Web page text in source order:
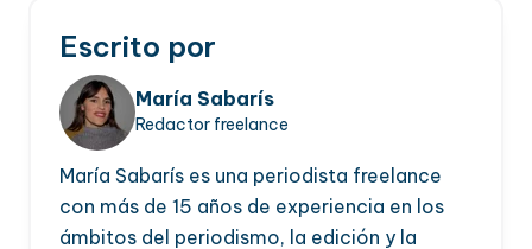
Escrito por
María Sabarís
Redactor freelance
María Sabarís es una periodista freelance
con más de 15 años de experiencia en los
ámbitos del periodismo, la edición y la